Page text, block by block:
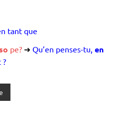
tant que
pe? ➜ Qu’en penses-tu, en
?